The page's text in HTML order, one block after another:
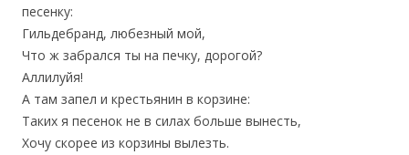
песенку:
Гильдебранд, любезный мой,
Что ж забрался ты на печку, дорогой?
Аллилуйя!
А там запел и крестьянин в корзине:
Таких я песенок не в силах больше вынесть,
Хочу скорее из корзины вылезть.